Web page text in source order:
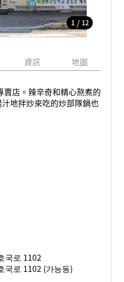
1 / 12
資訊 地圖
店。辣辛奇和精心熬煮的
地拌炒來吃的炒部隊鍋也
국로 1102
국로 1102 (가능동)